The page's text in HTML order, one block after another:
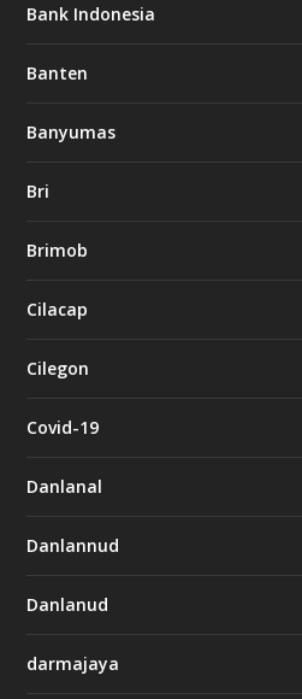
Bank Indonesia
Banten
Banyumas
Bri
Brimob
Cilacap
Cilegon
Covid-19
Danlanal
Danlannud
Danlanud
darmajaya